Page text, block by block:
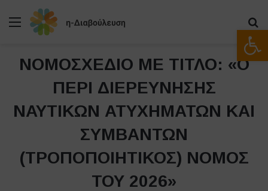
Μενού
ΝΟΜΟΣΧΕΔΙΟ ΜΕ ΤΙΤΛΟ: «O
ΠΕΡΙ ΔΙΕΡΕΥΝΗΣΗΣ
ΝΑΥΤΙΚΩΝ ΑΤΥΧΗΜΑΤΩΝ ΚΑΙ
ΣΥΜΒΑΝΤΩΝ
(ΤΡΟΠΟΠΟΙΗΤΙΚΟΣ) ΝΟΜΟΣ
ΤΟΥ 2026»